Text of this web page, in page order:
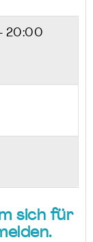
20:00
sich für